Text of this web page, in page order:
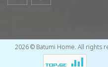
2026 © Batumi Home. All rights